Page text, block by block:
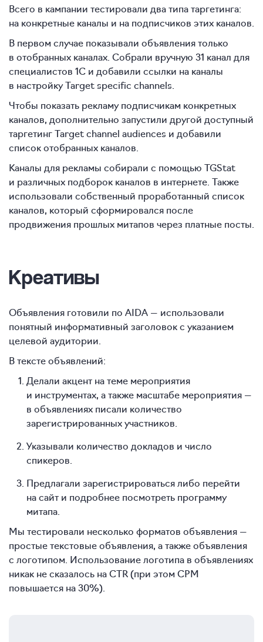
Всего в кампании тестировали два типа таргетинга:
на конкретные каналы и на подписчиков этих каналов.
В первом случае показывали объявления только
в отобранных каналах. Собрали вручную 31 канал для
специалистов 1С и добавили ссылки на каналы
в настройку Target specific channels.
Чтобы показать рекламу подписчикам конкретных
каналов, дополнительно запустили другой доступный
таргетинг Target channel audiences и добавили
список отобранных каналов.
Каналы для рекламы собирали с помощью TGStat
и различных подборок каналов в интернете. Также
использовали собственный проработанный список
каналов, который сформировался после
продвижения прошлых митапов через платные посты.
Креативы
Объявления готовили по AIDA — использовали
понятный информативный заголовок с указанием
целевой аудитории.
В тексте объявлений:
Делали акцент на теме мероприятия
и инструментах, а также масштабе мероприятия —
в объявлениях писали количество
зарегистрированных участников.
Указывали количество докладов и число
спикеров.
Предлагали зарегистрироваться либо перейти
на сайт и подробнее посмотреть программу
митапа.
Мы тестировали несколько форматов объявления —
простые текстовые объявления, а также объявления
с логотипом. Использование логотипа в объявлениях
никак не сказалось на CTR (при этом CPM
повышается на 30%).